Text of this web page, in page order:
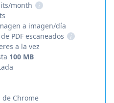
month
i
a imagen/día
PDF escaneados
i
a la vez
100 MB
de Chrome